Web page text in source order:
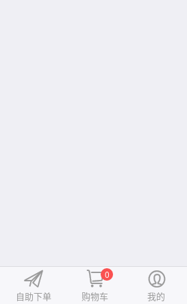
自助下单
0
购物车 我的